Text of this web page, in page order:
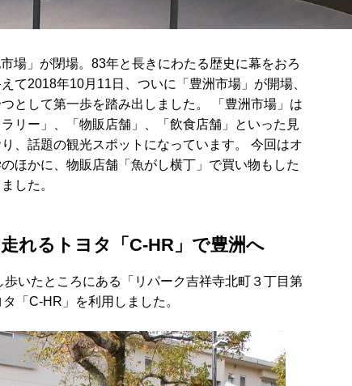
場」が閉場。83年と長きにわたる歴史に幕をおろ
て2018年10月11日、ついに「豊洲市場」が開場、
として第一歩を踏み出しました。 「豊洲市場」は
リー」、「物販店舗」、「飲食店舗」といった見
、話題の観光スポットになっています。 今回はオ
ほかに、物販店舗「魚がし横丁」で買い物もした
した。
れるトヨタ「C-HR」で豊洲へ
いたところにある「リパーク吉祥寺北町３丁目第
「C-HR」を利用しました。